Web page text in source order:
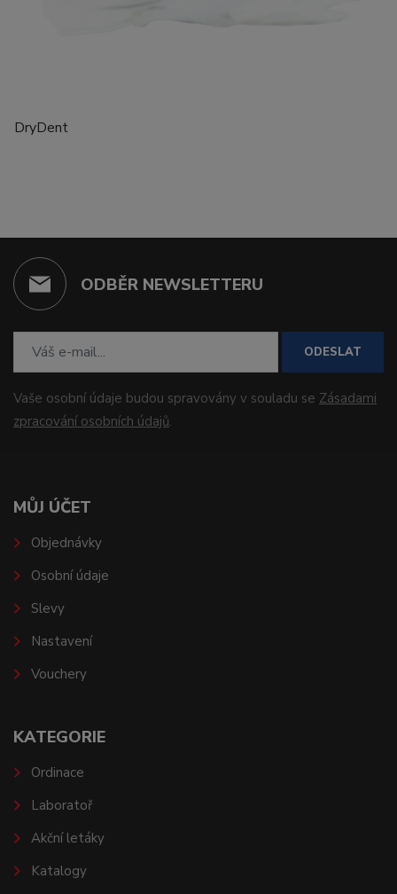
DryDent
ODBĚR NEWSLETTERU
ODESLAT
Vaše osobní údaje budou spravovány v souladu se Zásadami
zpracování osobních údajů.
MŮJ ÚČET
Objednávky
Osobní údaje
Slevy
Nastavení
Vouchery
KATEGORIE
Ordinace
Laboratoř
Akční letáky
Katalogy